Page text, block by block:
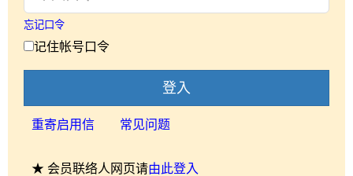
忘记口令
记住帐号口令
登入
重寄启用信 常见问题
★ 会员联络人网页请由此登入